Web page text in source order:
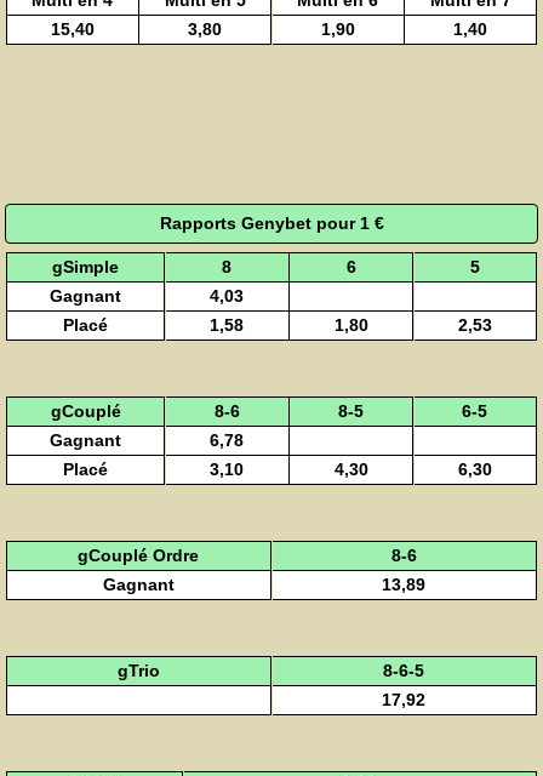
15,40
3,80 1,90 1,40
Rapports Genybet pour 1 €
gSimple 8 6
5
Gagnant
4,03
Placé
1,58 1,80 2,53
gCouplé 8-6 8-5
6-5
Gagnant
6,78
Placé
3,10 4,30 6,30
gCouplé Ordre
8-6
Gagnant
13,89
gTrio
8-6-5
17,92